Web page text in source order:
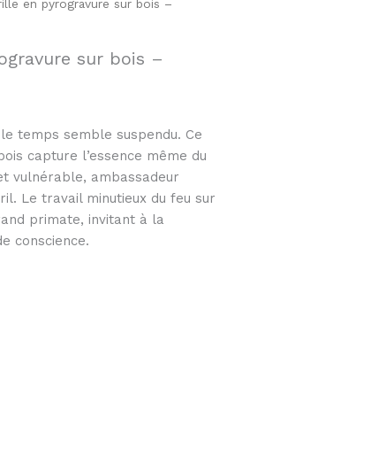
en pyrogravure sur bois –
sur bois –
temps semble suspendu. Ce
capture l’essence même du
vulnérable, ambassadeur
Le travail minutieux du feu sur
primate, invitant à la
conscience.